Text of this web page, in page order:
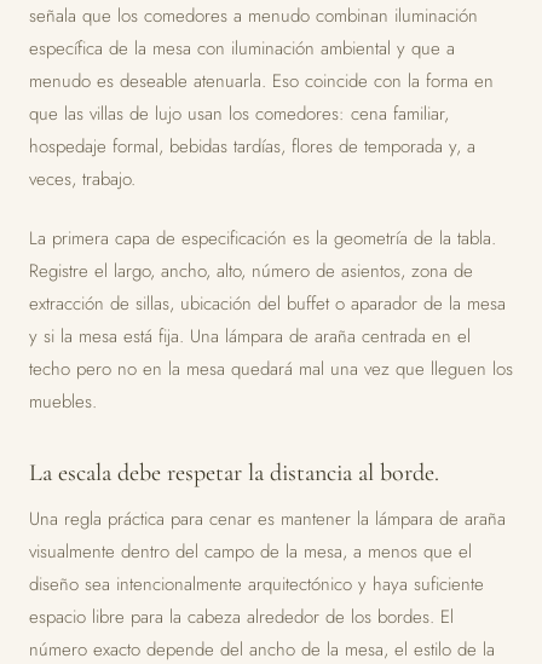
señala que los comedores a menudo combinan iluminación
específica de la mesa con iluminación ambiental y que a
menudo es deseable atenuarla. Eso coincide con la forma en
que las villas de lujo usan los comedores: cena familiar,
hospedaje formal, bebidas tardías, flores de temporada y, a
veces, trabajo.
La primera capa de especificación es la geometría de la tabla.
Registre el largo, ancho, alto, número de asientos, zona de
extracción de sillas, ubicación del buffet o aparador de la mesa
y si la mesa está fija. Una lámpara de araña centrada en el
techo pero no en la mesa quedará mal una vez que lleguen los
muebles.
La escala debe respetar la distancia al borde.
Una regla práctica para cenar es mantener la lámpara de araña
visualmente dentro del campo de la mesa, a menos que el
diseño sea intencionalmente arquitectónico y haya suficiente
espacio libre para la cabeza alrededor de los bordes. El
número exacto depende del ancho de la mesa, el estilo de la